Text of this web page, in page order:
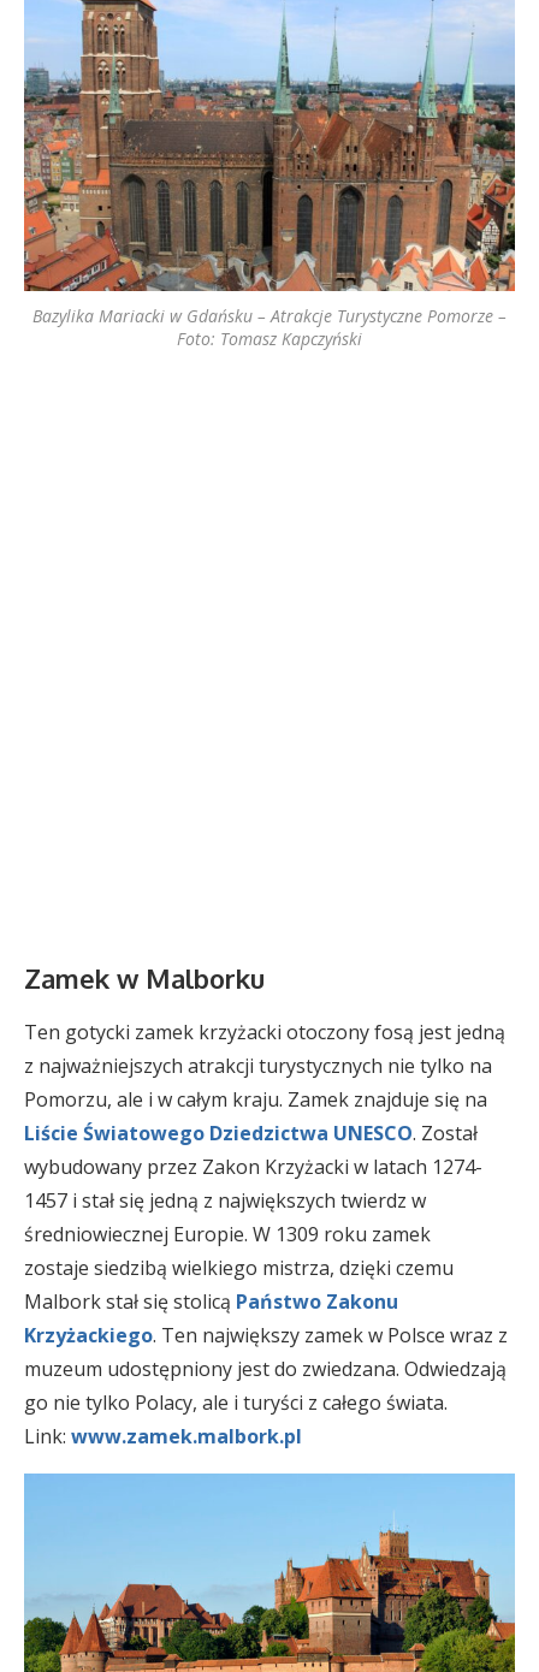
Bazylika Mariacki w Gdańsku – Atrakcje Turystyczne Pomorze –
Foto: Tomasz Kapczyński
Zamek w Malborku
Ten gotycki zamek krzyżacki otoczony fosą jest jedną
z najważniejszych atrakcji turystycznych nie tylko na
Pomorzu, ale i w całym kraju. Zamek znajduje się na
Liście Światowego Dziedzictwa UNESCO. Został
wybudowany przez Zakon Krzyżacki w latach 1274-
1457 i stał się jedną z największych twierdz w
średniowiecznej Europie. W 1309 roku zamek
zostaje siedzibą wielkiego mistrza, dzięki czemu
Malbork stał się stolicą Państwo Zakonu
Krzyżackiego. Ten największy zamek w Polsce wraz z
muzeum udostępniony jest do zwiedzana. Odwiedzają
go nie tylko Polacy, ale i turyści z całego świata.
Link: www.zamek.malbork.pl